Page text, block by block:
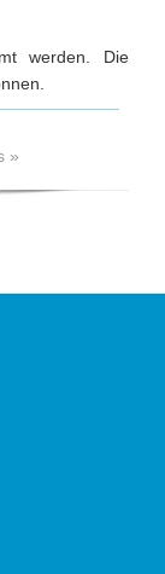
werden. Die
»